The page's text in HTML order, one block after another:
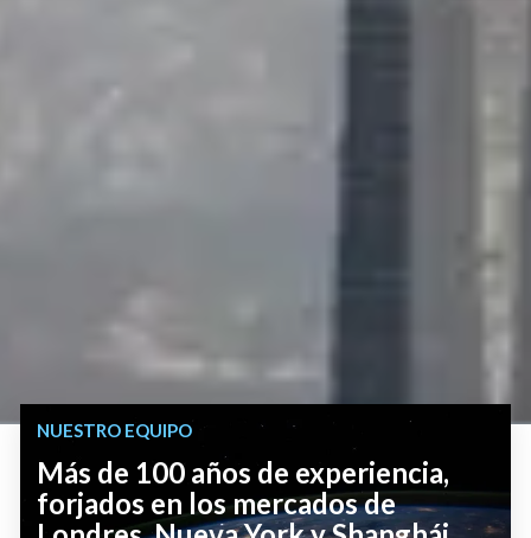
NUESTRO EQUIPO
Más de 100 años de experiencia,
forjados en los mercados de